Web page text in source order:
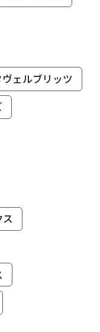
ェルブリッツ